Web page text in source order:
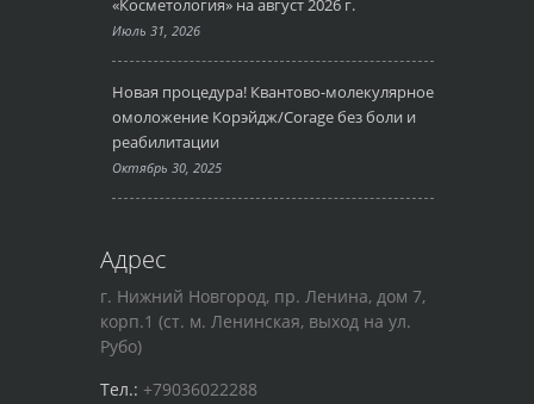
«Косметология» на август 2026 г.
Июль 31, 2026
Новая процедура! Квантово-молекулярное
омоложение Корэйдж/Corage без боли и
реабилитации
Октябрь 30, 2025
Адрес
г. Нижний Новгород, пр. Ленина, дом 7,
корп.1 (ст. м. Ленинская, выход на ул.
Рубо)
Тел.: +79036022288